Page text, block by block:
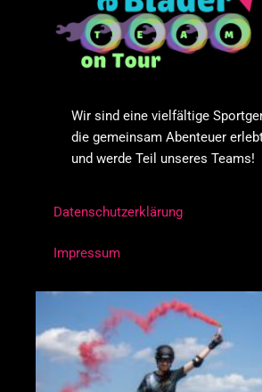
Wir sind eine vielfältige
die gemeinsam Abenteuer
und werde Teil unseres Teams!
Datenschutzerklärung
Impressum